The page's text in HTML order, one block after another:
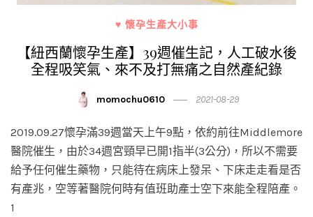
♥ 懷孕生產大小事
【紐西蘭懷孕生產】39週催生記，人工破水後
全程吸笑氣、來不及打無痛之自然產紀錄
momochu0610 2021-08-29
2019.09.27懷孕滿39週當天上午9點，依約前往Middlemore
醫院催生，由於34週宮頸早已開1指半(3公分)，所以不需要
給予任何催生藥物，只能待在病床上發呆、下床走走看是否
有產兆，空等著醫院何時有值班助產士空下來能全程陪產。
1